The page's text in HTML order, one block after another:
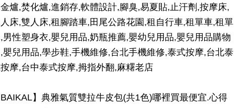
爐,焚化爐,進銷存,軟體設計,腳臭,易夏貼,止汗劑,按摩床,
床,雙人床,租腳踏車,田尾公路花園,租自行車,租單車,租單
男性塑身衣,嬰兒用品,奶瓶推薦,嬰幼兒用品,嬰兒用品購物
嬰兒用品,學步鞋,手機維修,台北手機維修,泰式按摩,台北泰
摩,台中泰式按摩,拇指外翻,麻糬老店
】典雅氣質雙拉牛皮包(共1色)哪裡買最便宜.心得